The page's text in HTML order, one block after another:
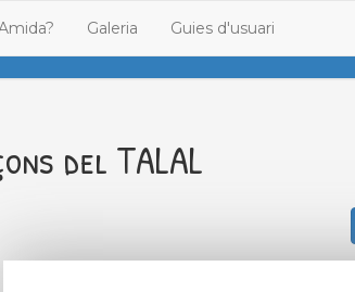
Galeria Guies d'usuari
del TALAL